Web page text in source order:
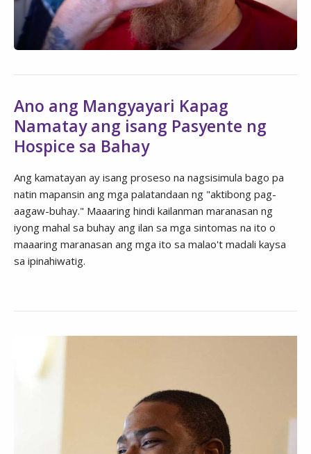
Ano ang Mangyayari Kapag
Namatay ang isang Pasyente ng
Hospice sa Bahay
Ang kamatayan ay isang proseso na nagsisimula bago pa
natin mapansin ang mga palatandaan ng "aktibong pag-
aagaw-buhay." Maaaring hindi kailanman maranasan ng
iyong mahal sa buhay ang ilan sa mga sintomas na ito o
maaaring maranasan ang mga ito sa malao't madali kaysa
sa ipinahiwatig.